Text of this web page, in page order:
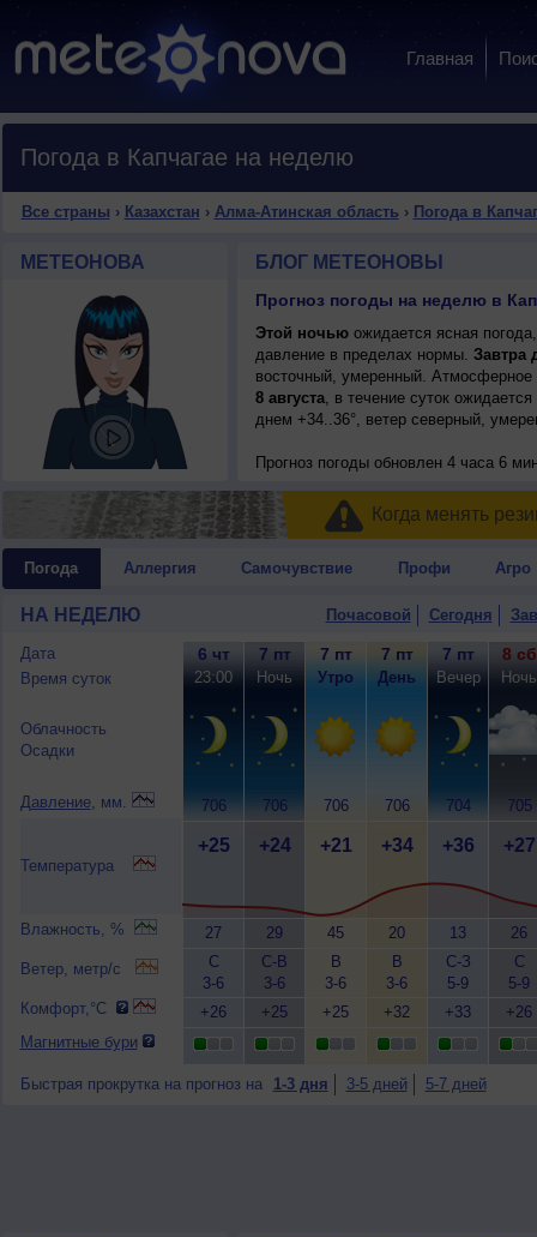
Главная
Погода в Капчагае на неделю
Все страны › Казахстан › Алма-Атинская область › Погода в
МЕТЕОНОВА БЛОГ МЕТЕОНОВЫ
Этой ночьюожидается ясная
давление в пределах нормы. Завтра
восточный, умеренный.
8 августа, в течение суток
днем +34..36°, ветер северный,
Прогноз погоды обновлен 4 часа 6
Когда менять
Погода Аллергия Самочувствие Профи Агро
НА НЕДЕЛЮ Почасовой Сегодня
Дата
Время суток
Облачность
Осадки
Давление, мм.
Температура
Влажность, %
Ветер, метр/с
Комфорт,°C
Магнитные бури
6 чт
23:00
706
+25
27
С
3-6
+26
7 пт
Ночь
706
+24
29
С-В
3-6
+25
7 пт
Утро
706
+21
45
В
3-6
+25
7 пт
День
706
+34
20
В
3-6
+32
7 пт
Вечер
704
+36
13
С-З
5-9
+33
8 сб
Ночь
705
+27
26
С
5-9
+26
Быстрая прокрутка на прогноз на 1-3 дня 3-5 дней 5-7 дней